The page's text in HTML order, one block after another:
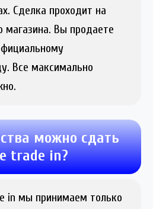
Сделка проходит на
магазина. Вы продаете
Все максимально
можно сдать
trade in?
in мы принимаем только